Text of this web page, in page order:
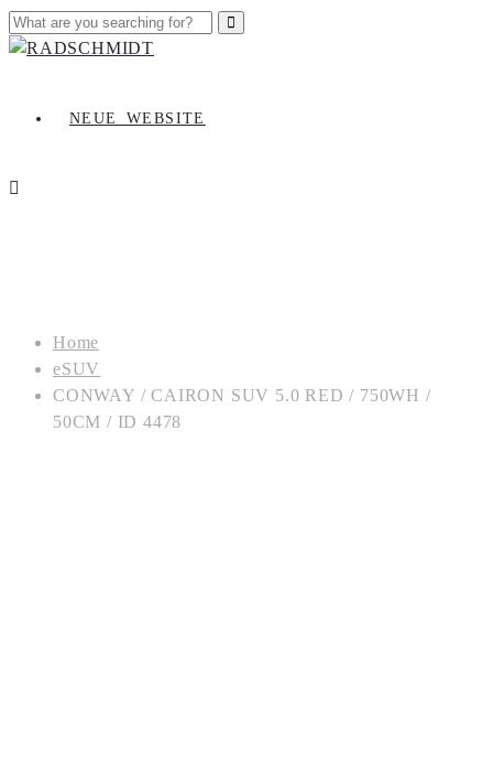
NEUE_WEBSITE
Home
eSUV
CONWAY / CAIRON SUV 5.0 RED / 750WH /
50CM / ID 4478